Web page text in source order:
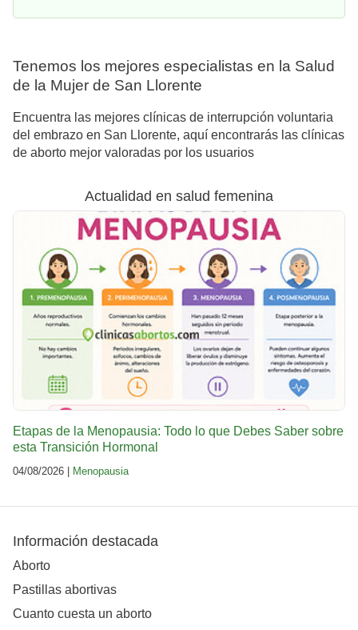
Tenemos los mejores especialistas en la Salud
de la Mujer de San Llorente
Encuentra las mejores clínicas de interrupción voluntaria
del embrazo en San Llorente, aquí encontrarás las clínicas
de aborto mejor valoradas por los usuarios
Actualidad en salud femenina
Etapas de la Menopausia: Todo lo que Debes Saber sobre
esta Transición Hormonal
04/08/2026 | Menopausia
Información destacada
Aborto
Pastillas abortivas
Cuanto cuesta un aborto